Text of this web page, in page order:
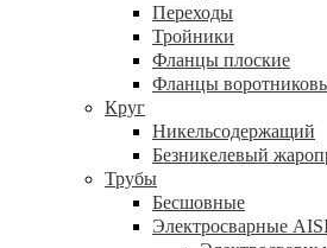
Переходы
Тройники
Фланцы плоские
Фланцы
Круг
Никельсодержащий
Безникелевый
Трубы
Бесшовные
Электросварные